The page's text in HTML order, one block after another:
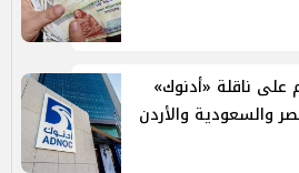
على ناقلة «أدنوك»
والسعودية والأردن